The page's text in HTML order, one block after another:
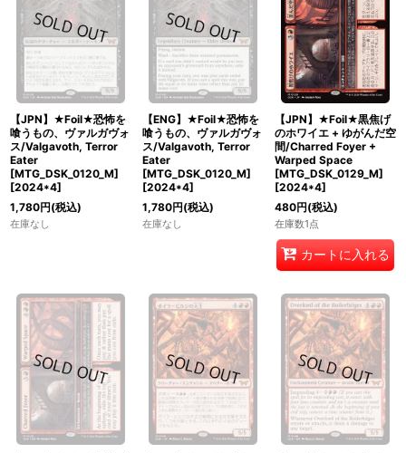
【JPN】★Foil★恐怖を
喰うもの、ヴァルガヴォ
ス/Valgavoth, Terror
Eater
[MTG_DSK_0120_M]
[2024*4]
1,780円(税込)
在庫なし
【ENG】★Foil★恐怖を
喰うもの、ヴァルガヴォ
ス/Valgavoth, Terror
Eater
[MTG_DSK_0120_M]
[2024*4]
1,780円(税込)
在庫なし
【JPN】★Foil★黒焦げ
のホワイエ + ゆがんだ空
間/Charred Foyer +
Warped Space
[MTG_DSK_0129_M]
[2024*4]
480円(税込)
在庫数1点
カートに入れる